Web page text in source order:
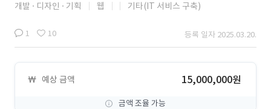
개발 디자인 기획 웹 기타(IT 서비스 구축)
1 10 등록 일자 2025.03.20.
예상 금액 15,000,000원
금액 조율 가능